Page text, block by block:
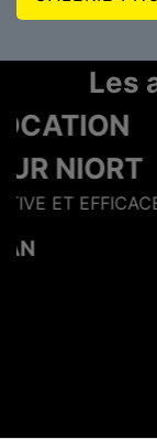
Les
"Entreprise
De